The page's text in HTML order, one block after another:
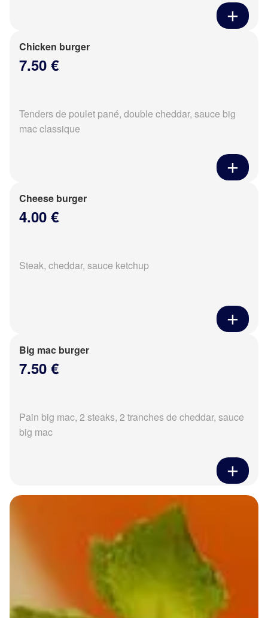
Chicken burger
7.50 €
Tenders de poulet pané, double cheddar, sauce big
mac classique
Cheese burger
4.00 €
Steak, cheddar, sauce ketchup
Big mac burger
7.50 €
Pain big mac, 2 steaks, 2 tranches de cheddar, sauce
big mac